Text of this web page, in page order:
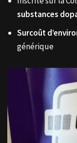
substances
Surcoût
générique